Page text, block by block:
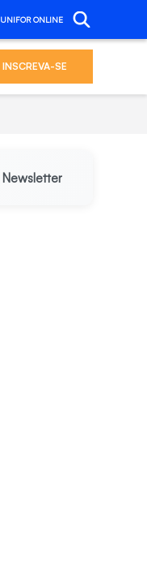
UNIFOR ONLINE
INSCREVA-SE
Newsletter